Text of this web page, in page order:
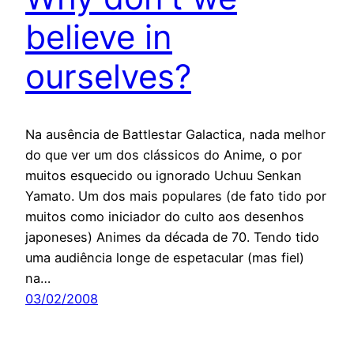
believe in
ourselves?
Na ausência de Battlestar Galactica, nada melhor
do que ver um dos clássicos do Anime, o por
muitos esquecido ou ignorado Uchuu Senkan
Yamato. Um dos mais populares (de fato tido por
muitos como iniciador do culto aos desenhos
japoneses) Animes da década de 70. Tendo tido
uma audiência longe de espetacular (mas fiel)
na…
03/02/2008